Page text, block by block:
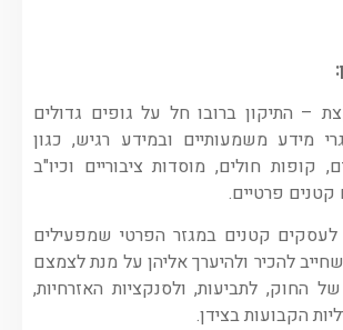
– התיקון ברובו חל על גופים גדולים
מידע משמעותיים ובמידע רגיש, כגון
קופות חולים, מוסדות ציבוריים וכיו"ב
פרטיים.
לעסקים קטנים במגזר הפרטי שמפעילים
להכיר ולהיערך אליהן על מנת לצמצם
החוק, לתביעות, ולסנקציות האזרחיות,
הקבועות בצידן.